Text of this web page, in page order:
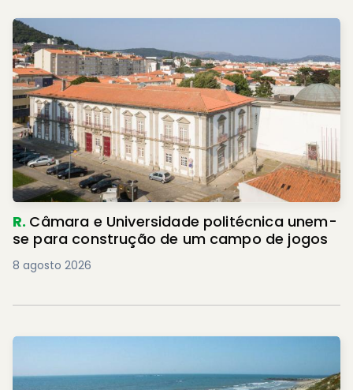
R. Câmara e Universidade politécnica unem-
se para construção de um campo de jogos
8 agosto 2026